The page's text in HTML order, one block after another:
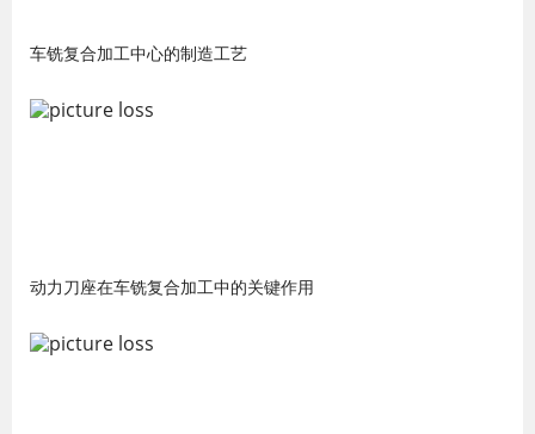
车铣复合加工中心的制造工艺
动力刀座在车铣复合加工中的关键作用